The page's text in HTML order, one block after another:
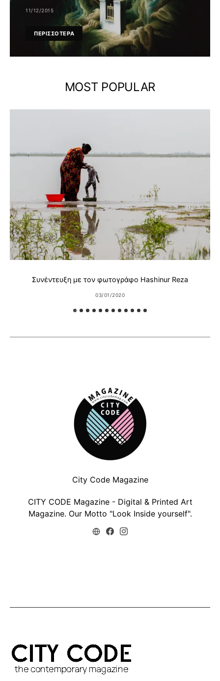
11/12/2015
ΠΕΡΙΣΣΟΤΕΡΑ
MOST POPULAR
Συνέντευξη με τον φωτογράφο Hashinur Reza
03/01/2020
City Code Magazine
CITY CODE Magazine - Digital & Printed Art
Magazine. Our Motto "Look Inside yourself".